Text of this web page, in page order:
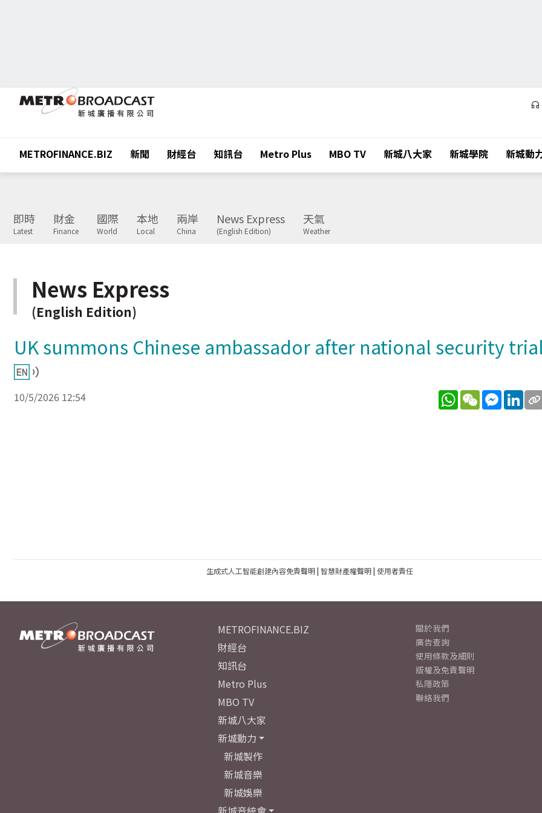
METROFINANCE.BIZ 新聞 財經台 知訊台 Metro Plus MBO TV 新城八大家 新城學院 新城動
即時
Latest
財金
Finance
國際
World
本地
Local
兩岸
China
News Express
(English Edition)
天氣
Weather
News Express
(English Edition)
UK summons Chinese ambassador after national security
10/5/2026 12:54 WhatsApp
WeChat
生成式人工智能創建內容免責聲明| 智慧財產權聲明| 使用者責任
METROFINANCE.BIZ
財經台
知訊台
Metro Plus
MBO TV
新城八大家
新城動力
新城製作
新城音樂
新城娛樂
關於我們
廣告查詢
使用條款及細則
版權及免責聲明
私隱政策
聯絡我們